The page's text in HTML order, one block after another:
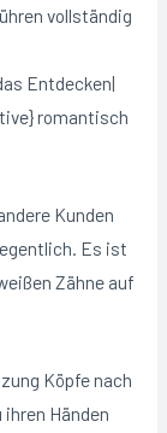
vollständig
Entdecken|
romantisch
Kunden
Es ist
Zähne auf
Köpfe nach
Händen